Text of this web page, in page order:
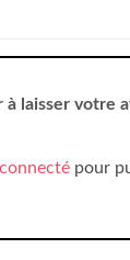
à laisser votre
connecté pour